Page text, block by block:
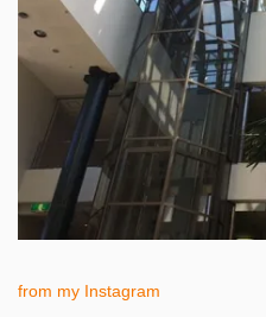
from my Instagram